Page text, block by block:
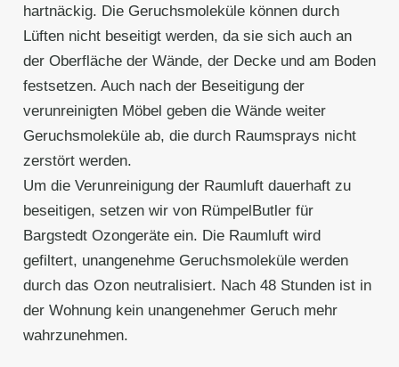
hartnäckig. Die Geruchsmoleküle können durch
Lüften nicht beseitigt werden, da sie sich auch an
der Oberfläche der Wände, der Decke und am Boden
festsetzen. Auch nach der Beseitigung der
verunreinigten Möbel geben die Wände weiter
Geruchsmoleküle ab, die durch Raumsprays nicht
zerstört werden.
Um die Verunreinigung der Raumluft dauerhaft zu
beseitigen, setzen wir von RümpelButler für
Bargstedt Ozongeräte ein. Die Raumluft wird
gefiltert, unangenehme Geruchsmoleküle werden
durch das Ozon neutralisiert. Nach 48 Stunden ist in
der Wohnung kein unangenehmer Geruch mehr
wahrzunehmen.